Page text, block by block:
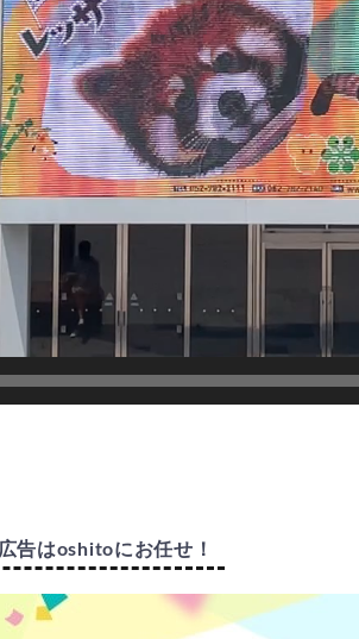
告はoshitoにお任せ！